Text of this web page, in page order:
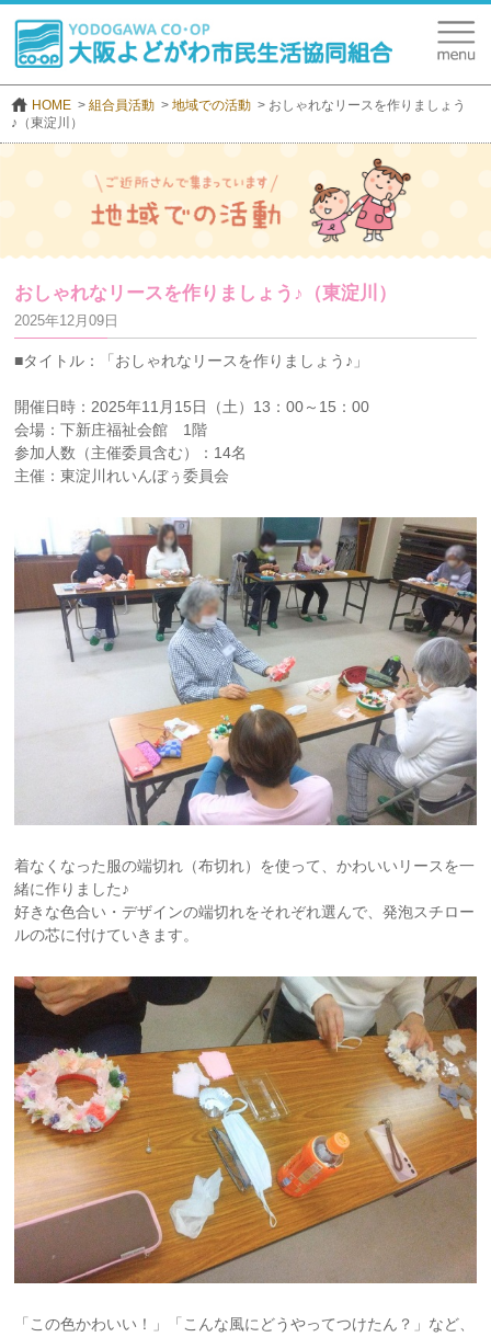
HOME 組合員活動 地域での活動
おしゃれなリースを作りましょう
♪（東淀川）
おしゃれなリースを作りましょう♪（東淀川）
2025年12月09日
■タイトル：「おしゃれなリースを作りましょう♪」
開催日時：2025年11月15日（土）13：00～15：00
会場：下新庄福祉会館 1階
参加人数（主催委員含む）：14名
主催：東淀川れいんぼぅ委員会
着なくなった服の端切れ（布切れ）を使って、かわいいリースを一
緒に作りました♪
好きな色合い・デザインの端切れをそれぞれ選んで、発泡スチロー
ルの芯に付けていきます。
「この色かわいい！」「こんな風にどうやってつけたん？」など、